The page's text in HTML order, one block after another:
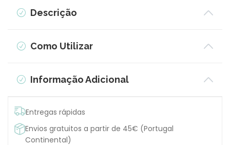
Descrição
Como Utilizar
Informação Adicional
Entregas rápidas
Envios gratuitos a partir de 45€ (Portugal
Continental)